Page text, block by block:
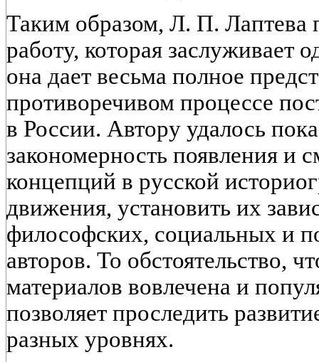
Таким образом, Л. П. Лаптева
работу, которая заслуживает
она дает весьма полное
противоречивом процессе
в России. Автору удалось
закономерность появления и
концепций в русской
движения, установить их
философских, социальных и
авторов. То обстоятельство,
материалов вовлечена и
позволяет проследить
разных уровнях.